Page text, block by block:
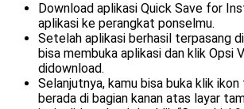
Download aplikasi Quick Save for
aplikasi ke perangkat ponselmu.
Setelah aplikasi berhasil terpasang
bisa membuka aplikasi dan klik Opsi
didownload.
Selanjutnya, kamu bisa buka klik
berada di bagian kanan atas layar